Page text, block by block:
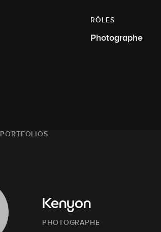
RÔLES
Photographe
PORTFOLIOS
Kenyon
PHOTOGRAPHE